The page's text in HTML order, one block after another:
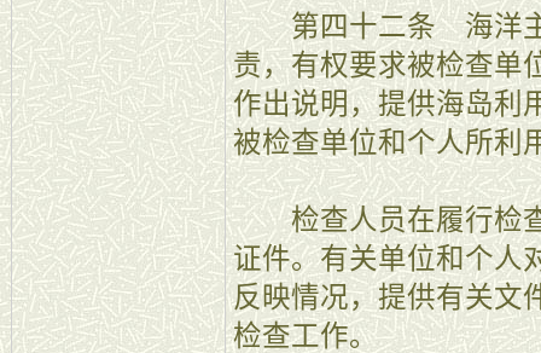
第四十二条 海洋主
责，有权要求被检查单
作出说明，提供海岛利
被检查单位和个人所利
检查人员在履行检查
证件。有关单位和个人
反映情况，提供有关文
检查工作。